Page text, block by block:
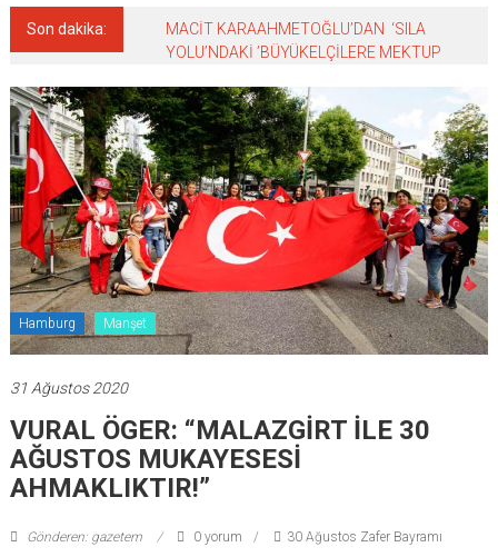
Son dakika:
MACİT KARAAHMETOĞLU’DAN ‘SILA
YOLU’NDAKİ ’BÜYÜKELÇİLERE MEKTUP
Hamburg Manşet
31 Ağustos 2020
VURAL ÖGER: “MALAZGİRT İLE 30
AĞUSTOS MUKAYESESİ
AHMAKLIKTIR!”
Gönderen: gazetem 0 yorum 30 Ağustos Zafer Bayramı